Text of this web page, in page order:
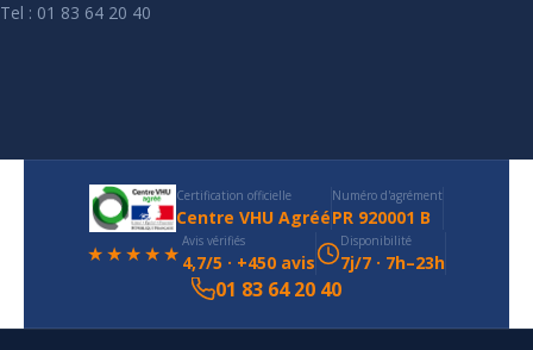
Tel : 01 83 64 20 40
Certification officielle
Centre VHU Agréé
Numéro d'agrément
PR 920001 B
★★★★★ Avis vérifiés
4,7/5 · +450 avis
Disponibilité
7j/7 · 7h–23h
01 83 64 20 40